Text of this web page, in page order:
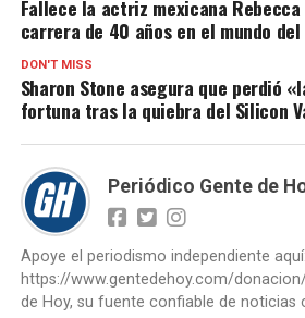
Fallece la actriz mexicana
carrera de 40 años en el mundo
DON'T MISS
Sharon Stone asegura que perdió
fortuna tras la quiebra del Silicon
Periódico Gente de
Apoye el periodismo independiente aquí:
https://www.gentedehoy.com/
de Hoy, su fuente confiable de noticias